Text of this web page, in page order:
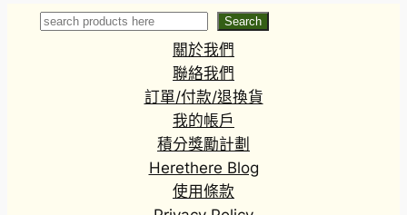
tricolor)
Search Search
關於我們
聯絡我們
訂單/付款/退換貨
我的帳戶
積分獎勵計劃
Herethere Blog
使用條款